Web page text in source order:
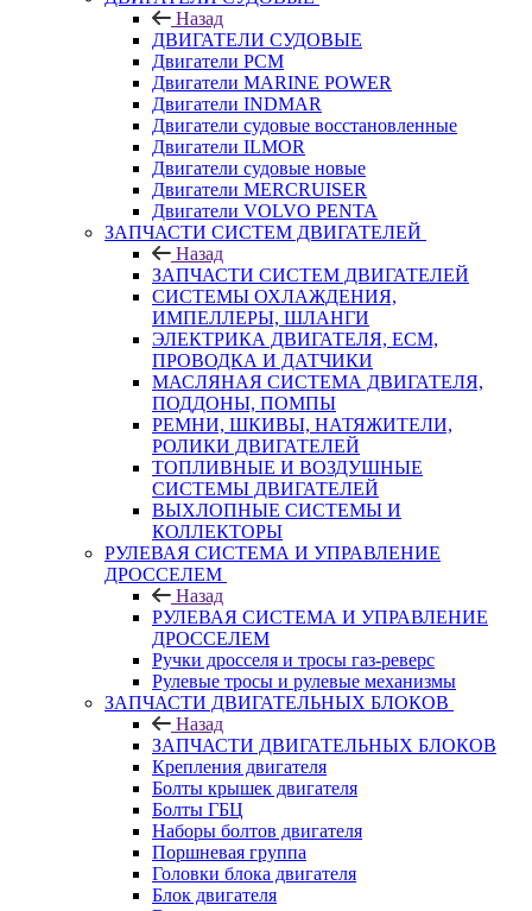
Назад
ДВИГАТЕЛИ СУДОВЫЕ
Двигатели PCM
Двигатели MARINE POWER
Двигатели INDMAR
Двигатели судовые восстановленные
Двигатели ILMOR
Двигатели судовые новые
Двигатели MERCRUISER
Двигатели VOLVO PENTA
ЗАПЧАСТИ СИСТЕМ ДВИГАТЕЛЕЙ
Назад
ЗАПЧАСТИ СИСТЕМ ДВИГАТЕЛЕЙ
СИСТЕМЫ ОХЛАЖДЕНИЯ,
ИМПЕЛЛЕРЫ, ШЛАНГИ
ЭЛЕКТРИКА ДВИГАТЕЛЯ, ECM,
ПРОВОДКА И ДАТЧИКИ
МАСЛЯНАЯ СИСТЕМА ДВИГАТЕЛЯ,
ПОДДОНЫ, ПОМПЫ
РЕМНИ, ШКИВЫ, НАТЯЖИТЕЛИ,
РОЛИКИ ДВИГАТЕЛЕЙ
ТОПЛИВНЫЕ И ВОЗДУШНЫЕ
СИСТЕМЫ ДВИГАТЕЛЕЙ
ВЫХЛОПНЫЕ СИСТЕМЫ И
КОЛЛЕКТОРЫ
РУЛЕВАЯ СИСТЕМА И УПРАВЛЕНИЕ
ДРОССЕЛЕМ
Назад
РУЛЕВАЯ СИСТЕМА И УПРАВЛЕНИЕ
ДРОССЕЛЕМ
Ручки дросселя и тросы газ-реверс
Рулевые тросы и рулевые механизмы
ЗАПЧАСТИ ДВИГАТЕЛЬНЫХ БЛОКОВ
Назад
ЗАПЧАСТИ ДВИГАТЕЛЬНЫХ БЛОКОВ
Крепления двигателя
Болты крышек двигателя
Болты ГБЦ
Наборы болтов двигателя
Поршневая группа
Головки блока двигателя
Блок двигателя